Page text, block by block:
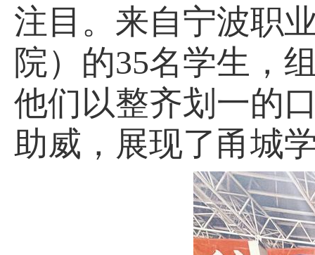
注目。来自宁波职
院）的35名学生，
他们以整齐划一的
助威，展现了甬城